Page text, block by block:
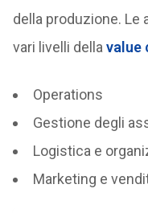
della produzione. Le
vari livelli della value
Operations
Gestione degli
Logistica e
Marketing e